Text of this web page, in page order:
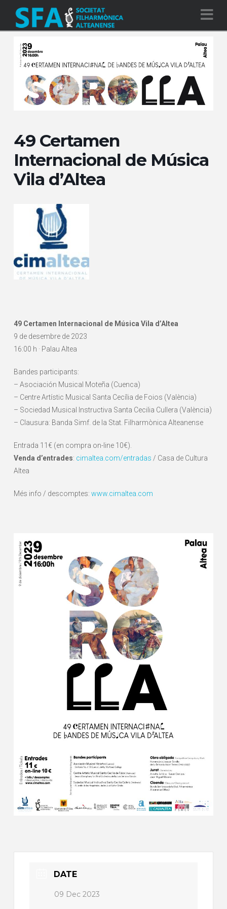
49 Certamen
Internacional de Música
Vila d’Altea
49 Certamen Internacional de Música Vila d’Altea
9 de desembre de 2023
16:00 h · Palau Altea
Bandes participants:
– Asociación Musical Moteña (Cuenca)
– Centre Artístic Musical Santa Cecília de Foios (València)
– Sociedad Musical Instructiva Santa Cecilia Cullera (València)
– Clausura: Banda Simf. de la Stat. Filharmònica Alteanense
Entrada 11€ (en compra on-line 10€).
Venda d’entrades: cimaltea.com/entradas / Casa de Cultura
Altea
Més info / descomptes: www.cimaltea.com
DATE
09 Dec 2023